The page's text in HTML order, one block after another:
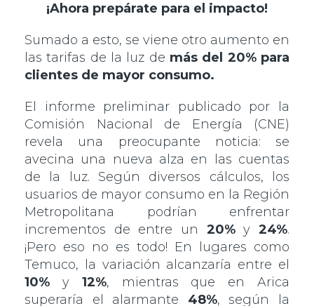
¡Ahora prepárate para el impacto!
Sumado a esto, se viene otro aumento en
las tarifas de la luz de más del 20% para
clientes de mayor consumo.
El informe preliminar publicado por la
Comisión Nacional de Energía (CNE)
revela una preocupante noticia: se
avecina una nueva alza en las cuentas
de la luz. Según diversos cálculos, los
usuarios de mayor consumo en la Región
Metropolitana podrían enfrentar
incrementos de entre un 20%y24%.
¡Pero eso no es todo! En lugares como
Temuco, la variación alcanzaría entre el
10% y 12%, mientras que en Arica
superaría el alarmante 48%, según la